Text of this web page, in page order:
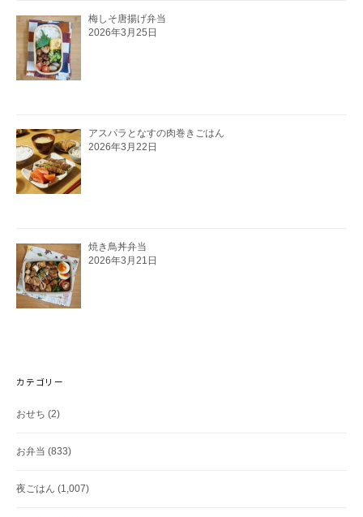
梅しそ唐揚げ弁当
2026年3月25日
アスパラとなすの肉巻きごはん
2026年3月22日
焼き鳥丼弁当
2026年3月21日
カテゴリー
おせち (2)
お弁当 (833)
夜ごはん (1,007)